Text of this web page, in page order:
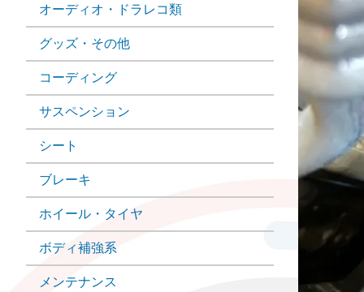
オーディオ・ドラレコ類
グッズ・その他
コーディング
サスペンション
シート
ブレーキ
ホイール・タイヤ
ボディ補強系
メンテナンス